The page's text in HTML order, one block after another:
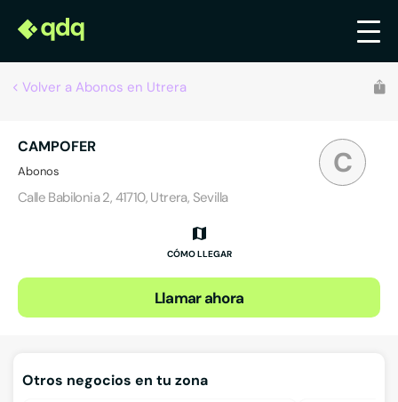
Volver a Abonos en Utrera
C
CAMPOFER
Abonos
Calle Babilonia 2, 41710, Utrera, Sevilla
CÓMO LLEGAR
Llamar ahora
Otros negocios en tu zona